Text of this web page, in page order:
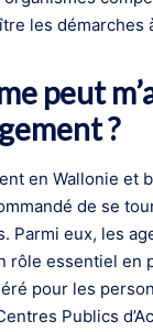
les démarches
peut
?
en Wallonie et
de se
Parmi eux, les
rôle essentiel en
pour les
Publics